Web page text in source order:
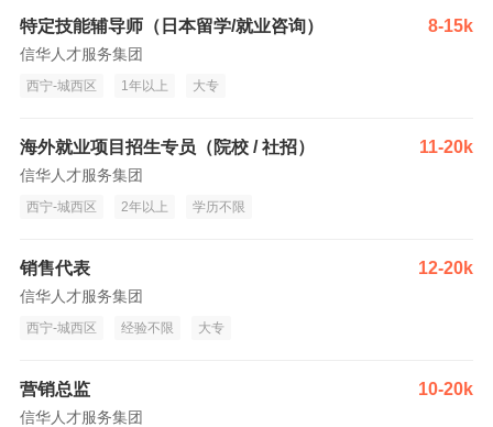
特定技能辅导师（日本留学/就业咨询） 8-15k
信华人才服务集团
西宁-城西区 1年以上 大专
海外就业项目招生专员（院校 / 社招） 11-20k
信华人才服务集团
西宁-城西区 2年以上 学历不限
销售代表 12-20k
信华人才服务集团
西宁-城西区 经验不限 大专
营销总监 10-20k
信华人才服务集团